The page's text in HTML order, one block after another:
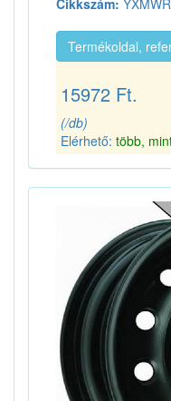
Cikkszám:
Termékoldal,
15972 Ft.
(/db)
Elérhető: több,